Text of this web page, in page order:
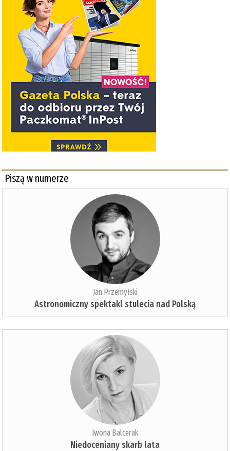
Piszą w numerze
Jan Przemyłski
Astronomiczny spektakl stulecia nad Polską
Iwona Balcerak
Niedoceniany skarb lata